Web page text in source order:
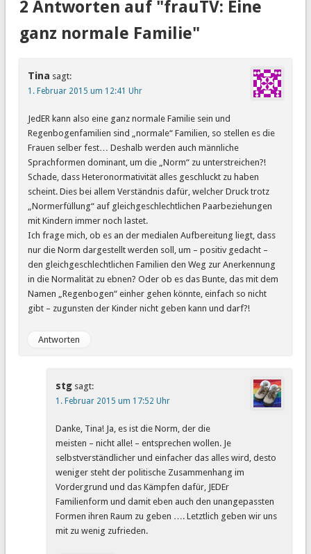
2 Antworten auf "frauTV: Eine
ganz normale Familie"
Tina sagt:
1. Februar 2015 um 12:41 Uhr
JedER kann also eine ganz normale Familie sein und
Regenbogenfamilien sind „normale“ Familien, so stellen es die
Frauen selber fest… Deshalb werden auch männliche
Sprachformen dominant, um die „Norm“ zu unterstreichen?!
Schade, dass Heteronormativität alles geschluckt zu haben
scheint. Dies bei allem Verständnis dafür, welcher Druck trotz
„Normerfüllung“ auf gleichgeschlechtlichen Paarbeziehungen
mit Kindern immer noch lastet.
Ich frage mich, ob es an der medialen Aufbereitung liegt, dass
nur die Norm dargestellt werden soll, um – positiv gedacht –
den gleichgeschlechtlichen Familien den Weg zur Anerkennung
in die Normalität zu ebnen? Oder ob es das Bunte, das mit dem
Namen „Regenbogen“ einher gehen könnte, einfach so nicht
gibt – zugunsten der Kinder nicht geben kann und darf?!
Antworten
stg sagt:
1. Februar 2015 um 17:52 Uhr
Danke, Tina! Ja, es ist die Norm, der die
meisten – nicht alle! – entsprechen wollen. Je
selbstverständlicher und einfacher das alles wird, desto
weniger steht der politische Zusammenhang im
Vordergrund und das Kämpfen dafür, JEDEr
Familienform und damit eben auch den unangepassten
Formen ihren Raum zu geben …. Letztlich geben wir uns
mit zu wenig zufrieden.